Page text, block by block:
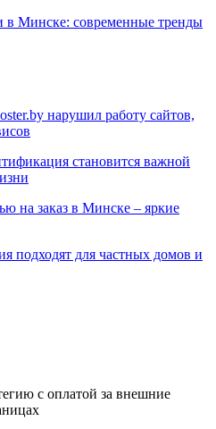
Минске: современные тренды
нарушил работу сайтов,
становится важной
на заказ в Минске – яркие
подходят для частных домов и
с оплатой за внешние